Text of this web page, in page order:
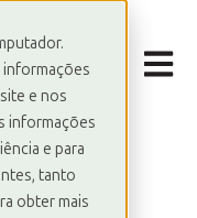
informações
e nos
informações
e para
tanto
obter mais
Abrir